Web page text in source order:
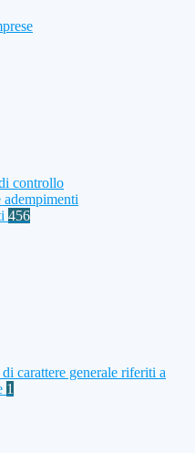
controllo
456
carattere generale riferiti a
1